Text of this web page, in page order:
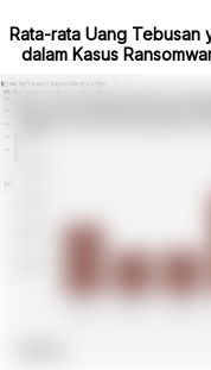
Rata-rata Uang Tebusan
dalam Kasus